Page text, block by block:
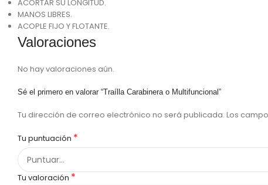
ACORTAR SU LONGITUD.
MANOS LIBRES.
ACOPLE FIJO Y FLOTANTE.
Valoraciones
No hay valoraciones aún.
Sé el primero en valorar “Traílla Carabinera o Multifuncional”
Tu dirección de correo electrónico no será publicada. Los
Tu puntuación *
Tu valoración *